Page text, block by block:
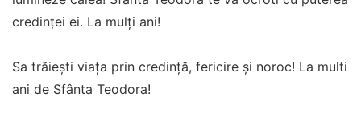
credinței ei. La mulți ani!
Sa trăiești viața prin credință, fericire și noroc! La multi
ani de Sfânta Teodora!